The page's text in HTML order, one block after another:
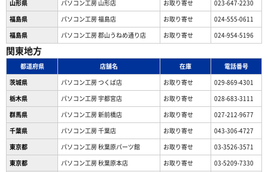
山形県
パソコン工房 山形店 お取り寄せ
023-647-2230
福島県
パソコン工房 福島店 お取り寄せ
024-555-0611
福島県
パソコン工房 郡山うねめ通り店 お取り寄せ 024-954-5196
関東地方
都道府県 店舗名 在庫
電話番号
茨城県
パソコン工房 つくば店 お取り寄せ
029-869-4301
栃木県
パソコン工房 宇都宮店 お取り寄せ
028-683-3111
群馬県
パソコン工房 新前橋店 お取り寄せ
027-212-9677
千葉県
パソコン工房 千葉店 お取り寄せ
043-306-4727
東京都
パソコン工房 秋葉原パーツ館 お取り寄せ
03-3526-3571
東京都
パソコン工房 秋葉原本店 お取り寄せ
03-5209-7330